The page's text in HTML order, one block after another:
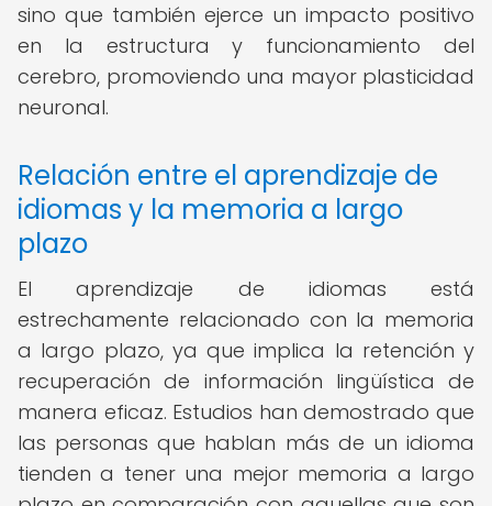
sino que también ejerce un impacto positivo
en la estructura y funcionamiento del
cerebro, promoviendo una mayor plasticidad
neuronal.
Relación entre el aprendizaje de
idiomas y la memoria a largo
plazo
El aprendizaje de idiomas está
estrechamente relacionado con la memoria
a largo plazo, ya que implica la retención y
recuperación de información lingüística de
manera eficaz. Estudios han demostrado que
las personas que hablan más de un idioma
tienden a tener una mejor memoria a largo